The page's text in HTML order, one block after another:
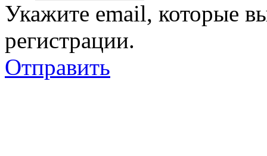
Укажите email, которые
регистрации.
Отправить